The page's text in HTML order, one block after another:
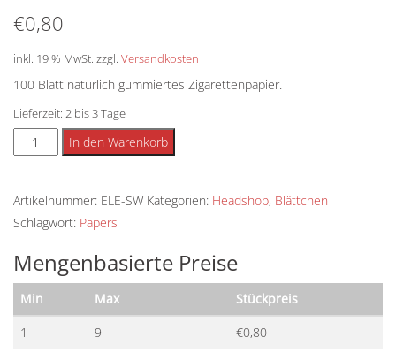
€0,80
inkl. 19 % MwSt. zzgl. Versandkosten
100 Blatt natürlich gummiertes Zigarettenpapier.
Lieferzeit: 2 bis 3 Tage
ELEMENTS
Single
Menge
In den Warenkorb
Artikelnummer: ELE-SW Kategorien: Headshop, Blättchen
Schlagwort: Papers
Mengenbasierte Preise
Min Max
Stückpreis
1
9 €0,80